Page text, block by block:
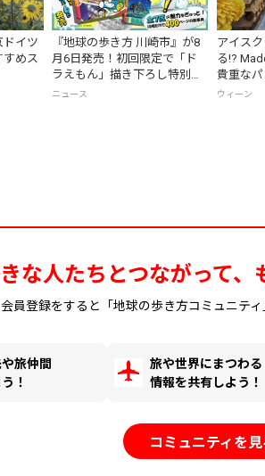
ドイツ
めス
『地球の歩き方 川崎市』が8
月6日発売！初回限定で「ド
ラえもん」描き下ろし特別カ
バー付き
ニュース
アイス
る!?
貴重なパ
ル「
ウィーン
な人たちとつながって、
会員登録をすると「地球の歩き方コミュニティ
旅仲間
！
旅や世界にまつわる
情報を共有しよう！
コミュニティを見